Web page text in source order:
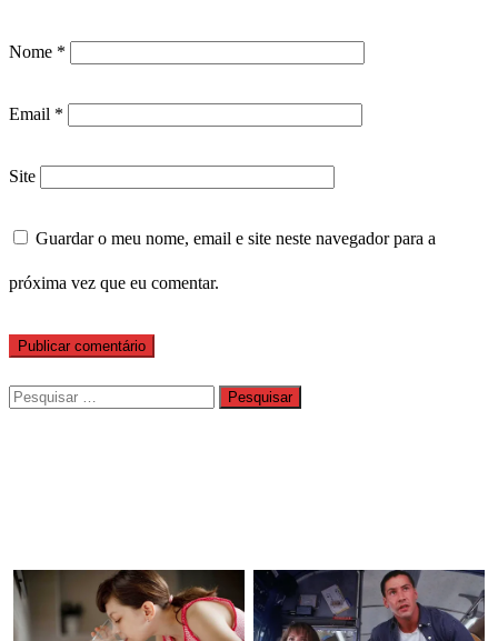
Nome *
Email *
Site
Guardar o meu nome, email e site neste navegador para a
próxima vez que eu comentar.
Pesquisar
por: